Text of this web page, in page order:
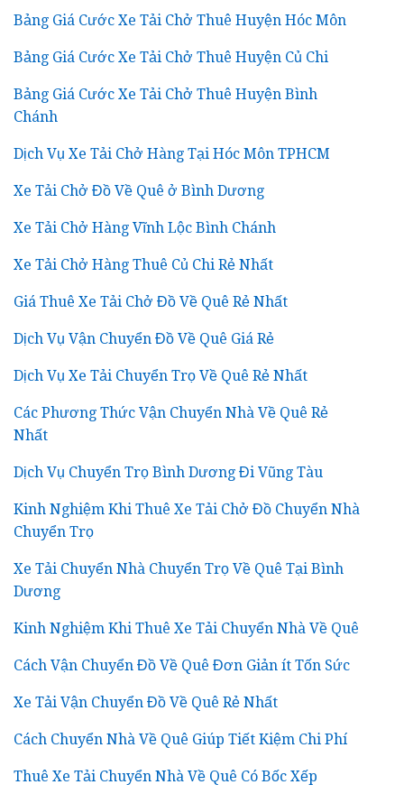
Bảng Giá Cước Xe Tải Chở Thuê Huyện Hóc Môn
Bảng Giá Cước Xe Tải Chở Thuê Huyện Củ Chi
Bảng Giá Cước Xe Tải Chở Thuê Huyện Bình
Chánh
Dịch Vụ Xe Tải Chở Hàng Tại Hóc Môn TPHCM
Xe Tải Chở Đồ Về Quê ở Bình Dương
Xe Tải Chở Hàng Vĩnh Lộc Bình Chánh
Xe Tải Chở Hàng Thuê Củ Chi Rẻ Nhất
Giá Thuê Xe Tải Chở Đồ Về Quê Rẻ Nhất
Dịch Vụ Vận Chuyển Đồ Về Quê Giá Rẻ
Dịch Vụ Xe Tải Chuyển Trọ Về Quê Rẻ Nhất
Các Phương Thức Vận Chuyển Nhà Về Quê Rẻ
Nhất
Dịch Vụ Chuyển Trọ Bình Dương Đi Vũng Tàu
Kinh Nghiệm Khi Thuê Xe Tải Chở Đồ Chuyển Nhà
Chuyển Trọ
Xe Tải Chuyển Nhà Chuyển Trọ Về Quê Tại Bình
Dương
Kinh Nghiệm Khi Thuê Xe Tải Chuyển Nhà Về Quê
Cách Vận Chuyển Đồ Về Quê Đơn Giản ít Tốn Sức
Xe Tải Vận Chuyển Đồ Về Quê Rẻ Nhất
Cách Chuyển Nhà Về Quê Giúp Tiết Kiệm Chi Phí
Thuê Xe Tải Chuyển Nhà Về Quê Có Bốc Xếp